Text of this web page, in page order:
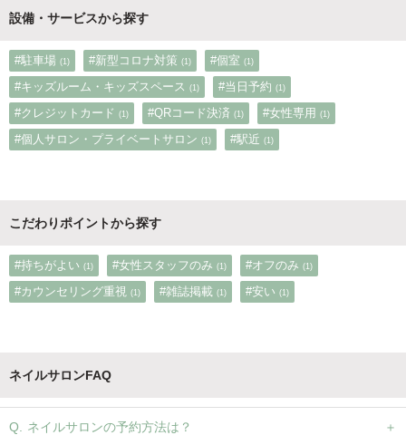
設備・サービスから探す
#駐車場 (1) #新型コロナ対策 (1) #個室 (1)
#キッズルーム・キッズスペース (1) #当日予約 (1)
#クレジットカード (1) #QRコード決済 (1) #女性専用 (1)
#個人サロン・プライベートサロン (1) #駅近 (1)
こだわりポイントから探す
#持ちがよい (1) #女性スタッフのみ (1) #オフのみ (1)
#カウンセリング重視 (1) #雑誌掲載 (1) #安い (1)
ネイルサロンFAQ
ネイルサロンの予約方法は？